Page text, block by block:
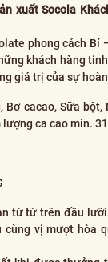
xuất Socola
phong cách Bỉ
khách hàng
giá trị của sự
Bơ cacao, Sữa bột,
ca cao min.
từ từ trên đầu
cùng vị mượt hòa